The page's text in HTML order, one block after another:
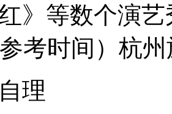
》等数个演艺
考时间）杭
理